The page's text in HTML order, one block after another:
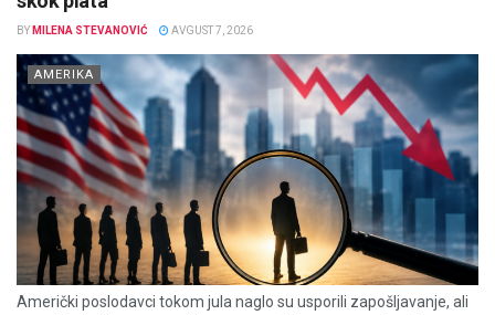
BY MILENA STEVANOVIĆ AVGUST 7, 2026
AMERIKA
Američki poslodavci tokom jula naglo su usporili zapošljavanje, ali